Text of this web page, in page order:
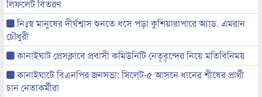
লিফলেট বিতরণ
নিঃস্ব মানুষের দীর্ঘশ্বাস শুনতে ধসে পড়া কুশিয়ারাপারে অ্যাড. এমরান
চৌধুরী
কানাইঘাট প্রেসক্লাবে প্রবাসী কমিউনিটি নেতৃবৃন্দের নিয়ে মতিবিনিময়
কানাইঘাটে বিএনপির জনসভা: সিলেট-৫ আসনে ধানের শীষের প্রার্থী
চান নেতাকর্মীরা